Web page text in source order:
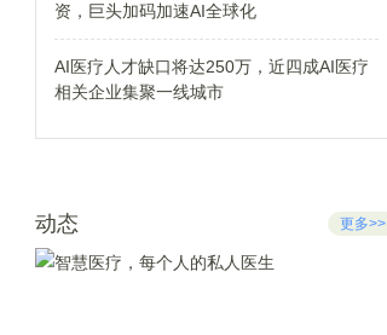
资，巨头加码加速AI全球化
AI医疗人才缺口将达250万，近四成AI医疗
相关企业集聚一线城市
动态 更多>>